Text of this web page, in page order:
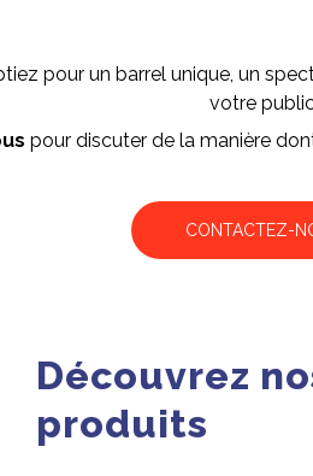
pour un barrel unique, un
votre
pour discuter de la manière
CONTACTEZ-
Découvrez
produits